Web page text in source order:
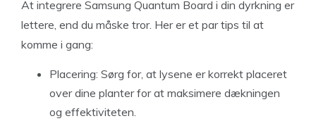
At integrere Samsung Quantum Board i din dyrkning er
lettere, end du måske tror. Her er et par tips til at
komme i gang:
Placering: Sørg for, at lysene er korrekt placeret
over dine planter for at maksimere dækningen
og effektiviteten.